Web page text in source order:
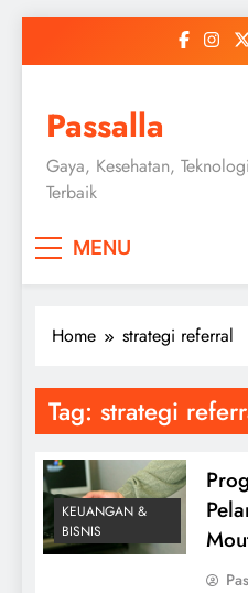
Passalla
Gaya, Kesehatan,
Terbaik
MENU
Home strategi referral
Tag: strategi
KEUANGAN &
BISNIS